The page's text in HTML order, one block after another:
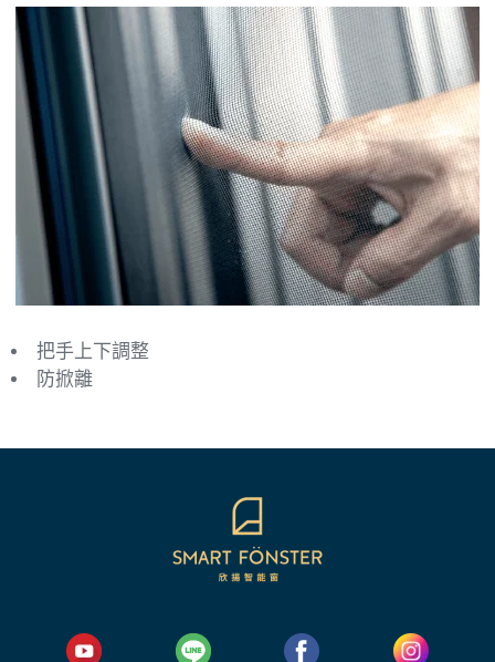
把手上下調整
防掀離